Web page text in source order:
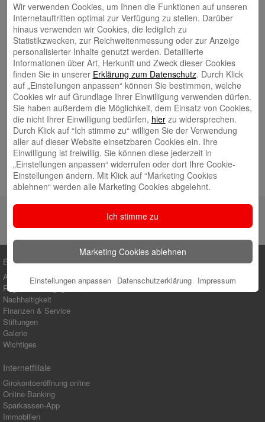
Neueste Beiträge
Radlkonvoi des FFH feiert Einweihung des neuen
Campus Nord 5. August 2026
Willkommen bei Kinder im Mittelpunkt e.V. 24. Juli 2026
Tierische Erlebnisse, Bewegung und Begegnungen –
Zootag der Stadtsparkasse Augsburg begeistert rund
2.500 Besucherinnen und Besucher 22. Juli 2026
KNAXIADE in Schwaben geht in die Verlängerung
Juli 2026
Hochbeete voller frischem Gemüse 10. Juli 2026
Blog-Kategorien
Ausbildung
Regionales Engagement
Nachhaltigkeit
Finanzen & Service
Stiftungen
Galerie
Wichtiges
Internetfiliale
Girokontoeröffnung online
Online-Banking
Sparkassen-App
Immobilien
Wir verwenden Cookies, um Ihnen die Funktionen auf unseren
Internetauftritten optimal zur Verfügung zu stellen. Darüber
hinaus verwenden wir Cookies, die lediglich zu
Statistikzwecken, zur Reichweitenmessung oder zur Anzeige
personalisierter Inhalte genutzt werden. Detaillierte
Informationen über Art, Herkunft und Zweck dieser Cookies
finden Sie in unserer Erklärung zum Datenschutz. Durch Klick
auf „Einstellungen anpassen“ können Sie bestimmen, welche
Cookies wir auf Grundlage Ihrer Einwilligung verwenden dürfen.
Sie haben außerdem die Möglichkeit, dem Einsatz von Cookies,
die nicht Ihrer Einwilligung bedürfen, hierzu widersprechen.
Durch Klick auf “Ich stimme zu“ willigen Sie der Verwendung
aller auf dieser Website einsetzbaren Cookies ein. Ihre
Einwilligung ist freiwillig. Sie können diese jederzeit in
„Einstellungen anpassen“ widerrufen oder dort Ihre Cookie-
Einstellungen ändern. Mit Klick auf “Marketing Cookies
ablehnen“ werden alle Marketing Cookies abgelehnt.
Ich stimme zu
Marketing Cookies ablehnen
Einstellungen anpassen Datenschutzerklärung Impressum